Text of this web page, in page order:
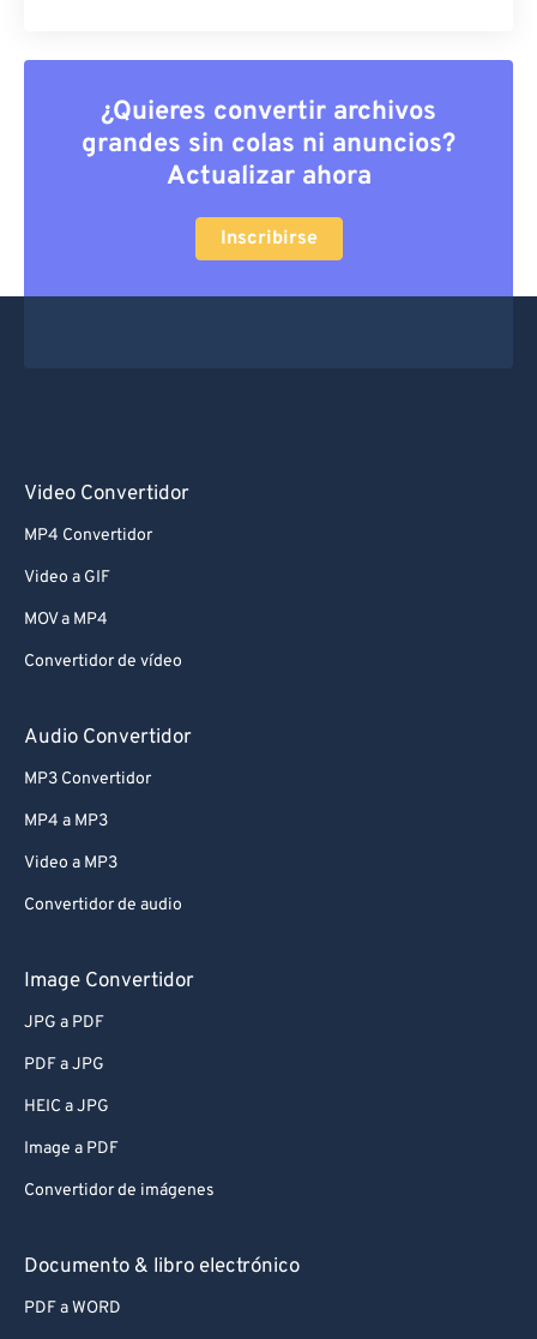
¿Quieres convertir archivos
grandes sin colas ni anuncios?
Actualizar ahora
Inscribirse
Video Convertidor
MP4 Convertidor
Video a GIF
MOV a MP4
Convertidor de vídeo
Audio Convertidor
MP3 Convertidor
MP4 a MP3
Video a MP3
Convertidor de audio
Image Convertidor
JPG a PDF
PDF a JPG
HEIC a JPG
Image a PDF
Convertidor de imágenes
Documento & libro electrónico
PDF a WORD